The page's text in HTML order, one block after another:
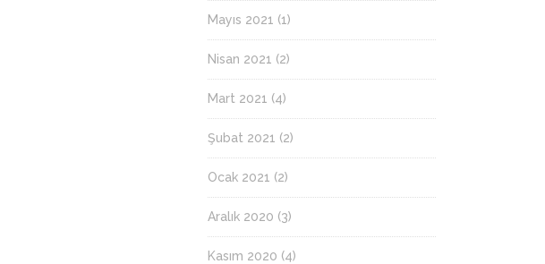
Mayıs 2021 (1)
Nisan 2021 (2)
Mart 2021 (4)
Şubat 2021 (2)
Ocak 2021 (2)
Aralık 2020 (3)
Kasım 2020 (4)